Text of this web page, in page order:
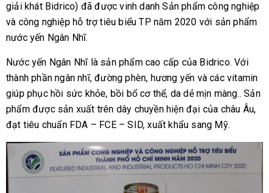
giải khát Bidrico) đã được vinh danh Sản phẩm công nghiệp
và công nghiệp hỗ trợ tiêu biểu TP năm 2020 với sản phẩm
nước yến Ngân Nhĩ.
Nước yến Ngân Nhĩ là sản phẩm cao cấp của Bidrico. Với
thành phần ngân nhĩ, đường phèn, hương yến và các vitamin
giúp phục hồi sức khỏe, bồi bổ cơ thể, da dẻ mịn màng.. Sản
phẩm được sản xuất trên dây chuyền hiện đại của châu Âu,
đạt tiêu chuẩn FDA – FCE – SID, xuất khẩu sang Mỹ.